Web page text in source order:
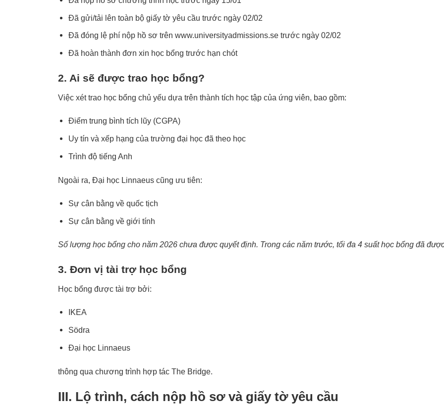
Đã gửi/tải lên toàn bộ giấy tờ yêu cầu trước ngày 02/02
Đã đóng lệ phí nộp hồ sơ trênwww.universityadmissions.se trước ngày 02/02
Đã hoàn thành đơn xin học bổng trước hạn chót
2. Ai sẽ được trao học bổng?
Việc xét trao học bổng chủ yếu dựa trên thành tích học tập của ứng viên, bao gồm:
Điểm trung bình tích lũy (CGPA)
Uy tín và xếp hạng của trường đại học đã theo học
Trình độ tiếng Anh
Ngoài ra, Đại học Linnaeus cũng ưu tiên:
Sự cân bằng về quốc tịch
Sự cân bằng về giới tính
Số lượng học bổng cho năm 2026 chưa được quyết định. Trong các năm trước, tối đa 4 suất học bổng đã
3. Đơn vị tài trợ học bổng
Học bổng được tài trợ bởi:
IKEA
Södra
Đại học Linnaeus
thông qua chương trình hợp tác The Bridge.
III. Lộ trình, cách nộp hồ sơ và giấy tờ yêu cầu